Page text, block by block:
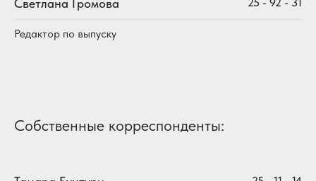
Редактор по выпуску
Собственные корреспонденты: